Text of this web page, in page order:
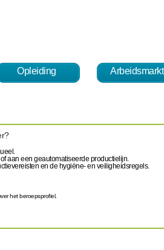
Opleiding Arbeidsmarkt
aan een geautomatiseerde productielijn.
en de hygiëne- en veiligheidsregels.
het beroepsprofiel.